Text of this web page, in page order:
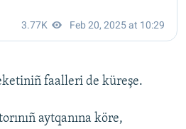
faalleri de küreşe.
aytqanına köre,